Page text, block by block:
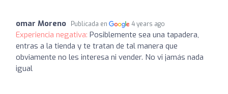
omar Moreno Publicada en 4 years ago
Experiencia negativa: Posiblemente sea una tapadera,
entras a la tienda y te tratan de tal manera que
obviamente no les interesa ni vender. No vi jamás nada
igual